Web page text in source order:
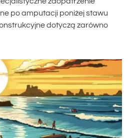
po amputacji poniżej stawu
dotyczą zarówno